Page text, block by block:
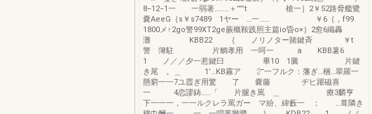
8−12−1一 一弱著………＋’””t 槍一］2￥52路脅艦鷺
嚢AeeG｛s￥s7489 1ヤー …一…… ￥6｛，f99
1800メ↑2go警99XT2ge蕨概鞍践照主篇io昏o×｝2愈6織轟
灘 KBB22 ｛ ノリノター賭鍵斉 ￥t
警 簿駐 片鯛孝用 一呵一 a KBB薯6
1 ノ／／夕一惹鍵臼 畢10 1騰 片鍵
き尾 。＿ 1’…KB霧ア ㌻一フルク：藩ぎ…梱…翠羅一
懸窮一一7ユ霞ぎ用驚 了 嚢藤 ヂヒ躍磁喜
一 4恋謬鋳……「 片腿き罵 ＿ 療3麟亨
下一一一，一一ルクレラ罵ガー マ紛、緯藪一 ； …葺隣き